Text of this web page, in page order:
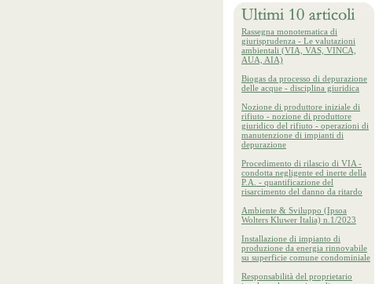
Rassegna monotematica di
giurisprudenza - Le valutazioni
ambientali (VIA, VAS, VINCA,
AUA, AIA)
Biogas da processo di depurazione
delle acque - disciplina giuridica
Nozione di produttore iniziale di
rifiuto - nozione di produttore
giuridico del rifiuto - operazioni di
manutenzione di impianti di
depurazione
Procedimento di rilascio di VIA -
condotta negligente ed inerte della
P.A. - quantificazione del
risarcimento del danno da ritardo
Ambiente & Sviluppo (Ipsoa
Wolters Kluwer Italia) n.1/2023
Installazione di impianto di
produzione da energia rinnovabile
su superficie comune condominiale
Responsabilità del proprietario